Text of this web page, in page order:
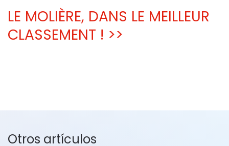
LE MOLIÈRE, DANS LE MEILLEUR
CLASSEMENT ! >>
Otros artículos